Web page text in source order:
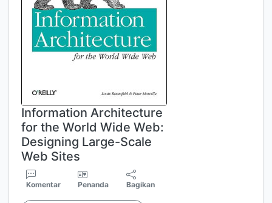
Information Architecture
for the World Wide Web:
Designing Large-Scale
Web Sites
Komentar Penanda Bagikan